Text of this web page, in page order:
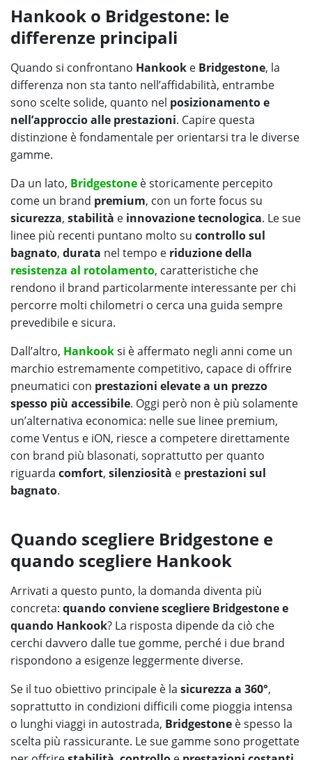
Hankook o Bridgestone: le
differenze principali
Quando si confrontano Hankook e Bridgestone, la
differenza non sta tanto nell’affidabilità, entrambe
sono scelte solide, quanto nel posizionamento e
nell’approccio alle prestazioni. Capire questa
distinzione è fondamentale per orientarsi tra le diverse
gamme.
Da un lato, Bridgestone è storicamente percepito
come un brand premium, con un forte focus su
sicurezza, stabilità e innovazione tecnologica. Le sue
linee più recenti puntano molto su controllo sul
bagnato, durata nel tempo e riduzione della
resistenza al rotolamento, caratteristiche che
rendono il brand particolarmente interessante per chi
percorre molti chilometri o cerca una guida sempre
prevedibile e sicura.
Dall’altro, Hankooksi è affermato negli anni come un
marchio estremamente competitivo, capace di offrire
pneumatici con prestazioni elevate a un prezzo
spesso più accessibile. Oggi però non è più solamente
un’alternativa economica: nelle sue linee premium,
come Ventus e iON, riesce a competere direttamente
con brand più blasonati, soprattutto per quanto
riguarda comfort, silenziosità e prestazioni sul
bagnato.
Quando scegliere Bridgestone e
quando scegliere Hankook
Arrivati a questo punto, la domanda diventa più
concreta: quando conviene scegliere Bridgestone e
quando Hankook? La risposta dipende da ciò che
cerchi davvero dalle tue gomme, perché i due brand
rispondono a esigenze leggermente diverse.
Se il tuo obiettivo principale è la sicurezza a 360°,
soprattutto in condizioni difficili come pioggia intensa
o lunghi viaggi in autostrada, Bridgestone è spesso la
scelta più rassicurante. Le sue gamme sono progettate